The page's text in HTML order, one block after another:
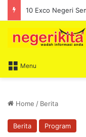
Menu
Home / Berita
Berita Program